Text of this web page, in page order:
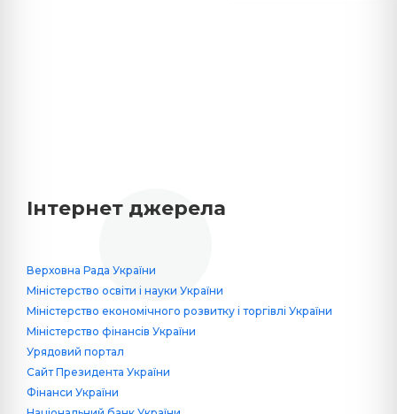
Інтернет джерела
Верховна Рада України
Міністерство освіти і науки України
Міністерство економічного розвитку і торгівлі України
Міністерство фінансів України
Урядовий портал
Сайт Президента України
Фінанси України